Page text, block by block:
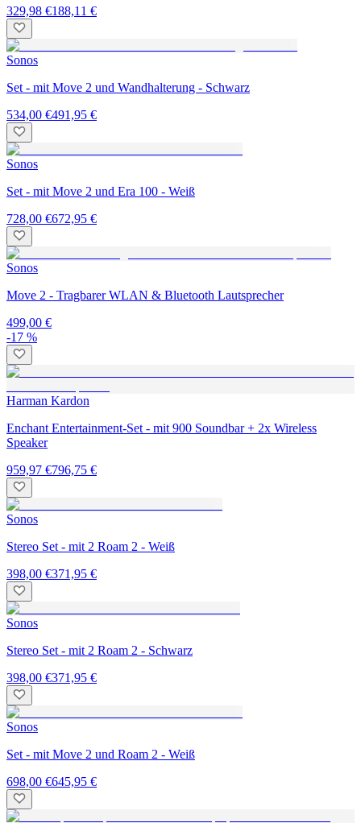
329,98 €188,11 €
Sonos
Set - mit Move 2 und Wandhalterung - Schwarz
534,00 €491,95 €
Sonos
Set - mit Move 2 und Era 100 - Weiß
728,00 €672,95 €
Sonos
Move 2 - Tragbarer WLAN & Bluetooth Lautsprecher
499,00 €
-17 %
Harman Kardon
Enchant Entertainment-Set - mit 900 Soundbar + 2x Wireless
Speaker
959,97 €796,75 €
Sonos
Stereo Set - mit 2 Roam 2 - Weiß
398,00 €371,95 €
Sonos
Stereo Set - mit 2 Roam 2 - Schwarz
398,00 €371,95 €
Sonos
Set - mit Move 2 und Roam 2 - Weiß
698,00 €645,95 €